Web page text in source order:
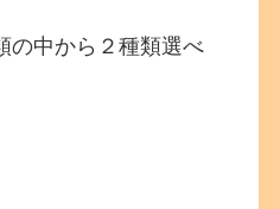
の中から２種類選べ